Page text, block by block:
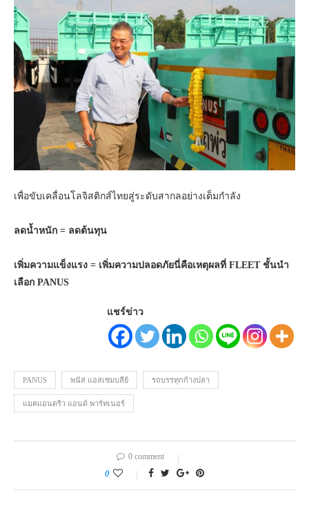
เพื่อขับเคลื่อนโลจิสติกส์ไทยสู่ระดับสากลอย่างเต็มกำลัง
ลดน้ำหนัก = ลดต้นทุน
เพิ่มความแข็งแรง = เพิ่มความปลอดภัยนี่คือเหตุผลที่ FLEET ชั้นนำ
เลือก PANUS
แชร์ข่าว
PANUS พนัส แอสเซมบลีย์ รถบรรทุกก้างปลา
แมคแอนดริว แอนด์ พาร์ทเนอร์
0 comment
0